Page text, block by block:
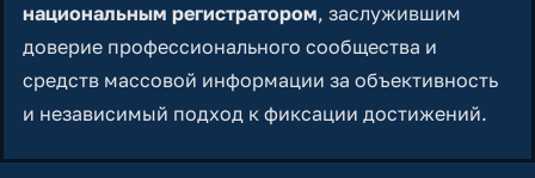
национальным регистратором, заслужившим
доверие профессионального сообщества и
средств массовой информации за объективность
и независимый подход к фиксации достижений.